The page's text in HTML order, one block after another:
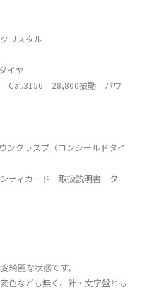
リスタル
イヤ
Cal.3156 28,800振動 パワ
ンクラスプ（コンシールドタイ
ティカード 取扱説明書 タ
綺麗な状態です。
色なども無く、針・文字盤とも